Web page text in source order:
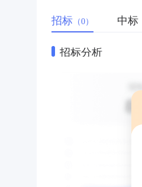
招标 （0） 中标
招标分析